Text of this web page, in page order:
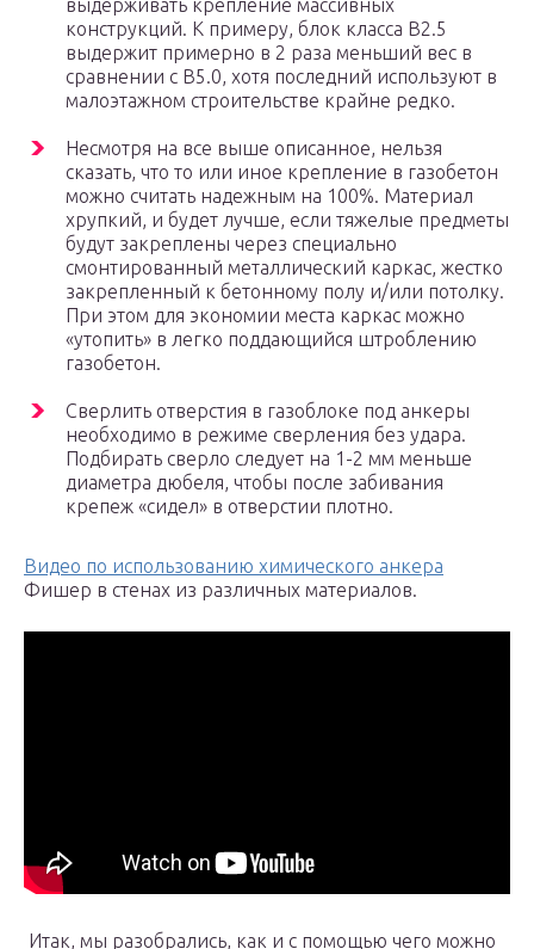
выдерживать крепление массивных
конструкций. К примеру, блок класса B2.5
выдержит примерно в 2 раза меньший вес в
сравнении с B5.0, хотя последний используют в
малоэтажном строительстве крайне редко.
Несмотря на все выше описанное, нельзя
сказать, что то или иное крепление в газобетон
можно считать надежным на 100%. Материал
хрупкий, и будет лучше, если тяжелые предметы
будут закреплены через специально
смонтированный металлический каркас, жестко
закрепленный к бетонному полу и/или потолку.
При этом для экономии места каркас можно
«утопить» в легко поддающийся штроблению
газобетон.
Сверлить отверстия в газоблоке под анкеры
необходимо в режиме сверления без удара.
Подбирать сверло следует на 1-2 мм меньше
диаметра дюбеля, чтобы после забивания
крепеж «сидел» в отверстии плотно.
Видео по использованию химического анкера
Фишер в стенах из различных материалов.
Итак, мы разобрались, как и с помощью чего можно